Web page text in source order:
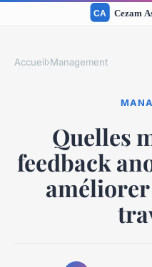
Accueil›Management
Quelles
feedback